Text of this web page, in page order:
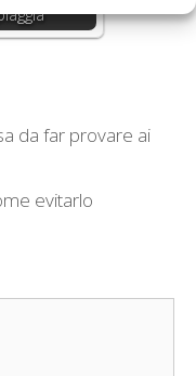
da far provare ai
evitarlo